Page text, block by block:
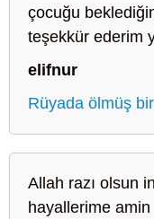
çocuğu
teşekkür ederim
elifnur
Rüyada ölmüş
Allah razı olsun
hayallerime amin